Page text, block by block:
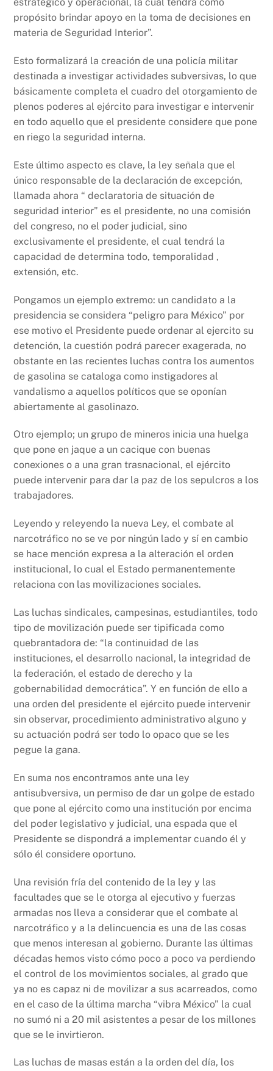
propósito brindar apoyo en la toma de decisiones en
materia de Seguridad Interior”.
Esto formalizará la creación de una policía militar
destinada a investigar actividades subversivas, lo que
básicamente completa el cuadro del otorgamiento de
plenos poderes al ejército para investigar e intervenir
en todo aquello que el presidente considere que pone
en riego la seguridad interna.
Este último aspecto es clave, la ley señala que el
único responsable de la declaración de excepción,
llamada ahora “ declaratoria de situación de
seguridad interior” es el presidente, no una comisión
del congreso, no el poder judicial, sino
exclusivamente el presidente, el cual tendrá la
capacidad de determina todo, temporalidad ,
extensión, etc.
Pongamos un ejemplo extremo: un candidato a la
presidencia se considera “peligro para México” por
ese motivo el Presidente puede ordenar al ejercito su
detención, la cuestión podrá parecer exagerada, no
obstante en las recientes luchas contra los aumentos
de gasolina se cataloga como instigadores al
vandalismo a aquellos políticos que se oponían
abiertamente al gasolinazo.
Otro ejemplo; un grupo de mineros inicia una huelga
que pone en jaque a un cacique con buenas
conexiones o a una gran trasnacional, el ejército
puede intervenir para dar la paz de los sepulcros a los
trabajadores.
Leyendo y releyendo la nueva Ley, el combate al
narcotráfico no se ve por ningún lado y sí en cambio
se hace mención expresa a la alteración el orden
institucional, lo cual el Estado permanentemente
relaciona con las movilizaciones sociales.
Las luchas sindicales, campesinas, estudiantiles, todo
tipo de movilización puede ser tipificada como
quebrantadora de: “la continuidad de las
instituciones, el desarrollo nacional, la integridad de
la federación, el estado de derecho y la
gobernabilidad democrática”. Y en función de ello a
una orden del presidente el ejército puede intervenir
sin observar, procedimiento administrativo alguno y
su actuación podrá ser todo lo opaco que se les
pegue la gana.
En suma nos encontramos ante una ley
antisubversiva, un permiso de dar un golpe de estado
que pone al ejército como una institución por encima
del poder legislativo y judicial, una espada que el
Presidente se dispondrá a implementar cuando él y
sólo él considere oportuno.
Una revisión fría del contenido de la ley y las
facultades que se le otorga al ejecutivo y fuerzas
armadas nos lleva a considerar que el combate al
narcotráfico y a la delincuencia es una de las cosas
que menos interesan al gobierno. Durante las últimas
décadas hemos visto cómo poco a poco va perdiendo
el control de los movimientos sociales, al grado que
ya no es capaz ni de movilizar a sus acarreados, como
en el caso de la última marcha “vibra México” la cual
no sumó ni a 20 mil asistentes a pesar de los millones
que se le invirtieron.
Las luchas de masas están a la orden del día, los